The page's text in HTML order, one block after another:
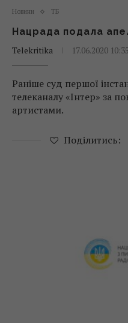
Новини ТБ
Нацрада подала
Telekritika
17.06.2020 10:35
Раніше суд першої
телеканалу «Інтер» за
артистами.
Поділитись: